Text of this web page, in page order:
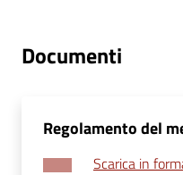
telematico
Tutti
argomenti...
Documenti
Regolamento del
Scarica in